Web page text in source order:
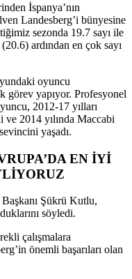
İspanya’nın
Landesberg’i bünyesine
sezonda 19.7 sayı ile
ardından en çok sayı
oyuncu
görev yapıyor. Profesyonel
2012-17 yılları
ve 2014 yılında Maccabi
yaşadı.
EN İYİ
Şükrü Kutlu,
söyledi.
çalışmalara
önemli başarıları olan